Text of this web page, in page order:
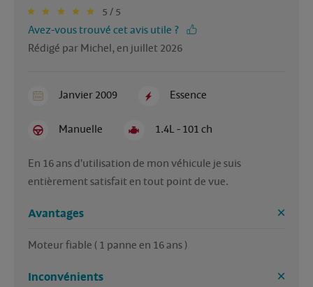
5 / 5
Avez-vous trouvé cet avis utile ?
Rédigé par Michel, en juillet 2026
Janvier 2009 Essence
Manuelle 1.4L - 101 ch
En 16 ans d'utilisation de mon véhicule je suis
entièrement satisfait en tout point de vue.
Avantages
Moteur fiable ( 1 panne en 16 ans )
Inconvénients